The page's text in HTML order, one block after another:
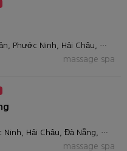
25/6 Trần Quốc Toản, Phước Ninh, Hải Châu, Đà Nẵng , Việt Nam
massage spa
122 Yên Bái, Phước Ninh, Hải Châu, Đà Nẵng, Việt Nam
massage spa